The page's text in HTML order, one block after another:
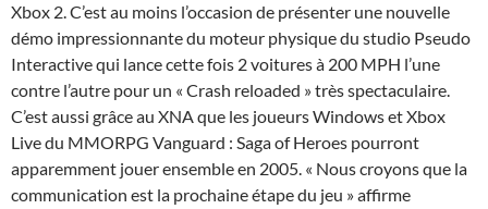
Xbox 2. C’est au moins l’occasion de présenter une nouvelle
démo impressionnante du moteur physique du studio Pseudo
Interactive qui lance cette fois 2 voitures à 200 MPH l’une
contre l’autre pour un « Crash reloaded » très spectaculaire.
C’est aussi grâce au XNA que les joueurs Windows et Xbox
Live du MMORPG Vanguard : Saga of Heroes pourront
apparemment jouer ensemble en 2005. « Nous croyons que la
communication est la prochaine étape du jeu » affirme